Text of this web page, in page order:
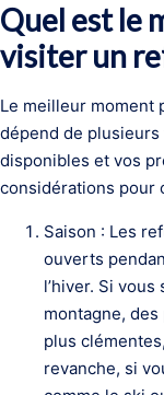
Quel est le
visiter un
Le meilleur moment
dépend de
disponibles et vos
considérations pour
Saison : Les
ouverts
l’hiver. Si
montagne,
plus
revanche, si